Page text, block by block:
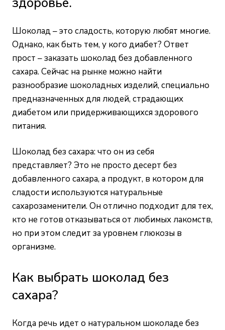
Шоколад – это сладость, которую любят многие.
Однако, как быть тем, у кого диабет? Ответ
прост – заказать шоколад без добавленного
сахара. Сейчас на рынке можно найти
разнообразие шоколадных изделий, специально
предназначенных для людей, страдающих
диабетом или придерживающихся здорового
питания.
Шоколад без сахара: что он из себя
представляет? Это не просто десерт без
добавленного сахара, а продукт, в котором для
сладости используются натуральные
сахарозаменители. Он отлично подходит для тех,
кто не готов отказываться от любимых лакомств,
но при этом следит за уровнем глюкозы в
организме.
Как выбрать шоколад без
сахара?
Когда речь идет о натуральном шоколаде без